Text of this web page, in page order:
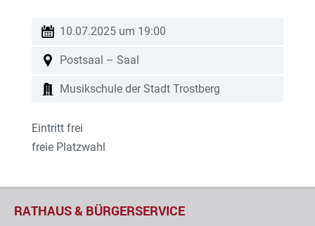
10.07.2025 um 19:00
Postsaal – Saal
Musikschule der Stadt Trostberg
Eintritt frei
freie Platzwahl
RATHAUS & BÜRGERSERVICE